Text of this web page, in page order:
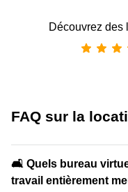
Découvrez des
FAQ sur la
🛋️ Quels bureau
travail entièrement